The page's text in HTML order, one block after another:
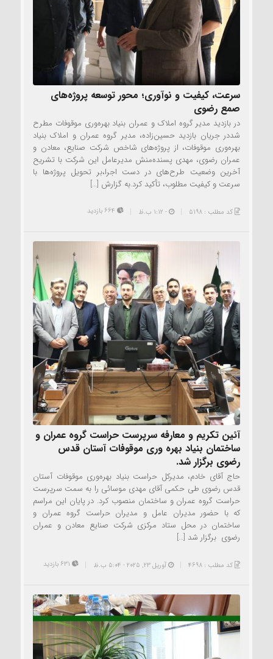
سرعت، کیفیت و نوآوری؛ محور توسعه پروژه‌های
صمع رضوی
در بازدید مدیر گروه املاک و عمران بنیاد بهره‌وری موقوفات مطرح
شددر جریان بازدید حسین‌زاده، مدیر گروه عمران و املاک بنیاد
بهره‌وری موقوفات، از پروژه‌های شاخص شرکت صنایع، معادن و
عمران رضوی، مهدی پسنده‌منش مدیرعامل این شرکت با تشریح
آخرین وضعیت طرح‌های در دست اجرا،بر تحویل پروژه‌ها با
سرعت و کیفیت مطلوب، تأکید کرد.به گزارش […]
کد مطلب : 5198 - 1:12 ب.ظ
آئین تکریم و معارفه سرپرست حراست گروه عمران و
ساختمان بنیاد بهره وری موقوفات آستان قدس
رضوی برگزار شد.
حاج آقای خادم، مدیرکل حراست بنیاد بهره‌وری موقوفات آستان
قدس رضوی طی حکمی آقای مهدی موسائی را به سمت سرپرست
حراست گروه عمران و ساختمان منصوب کرد. در پایان این مراسم
که با حضور مدیران عامل و مدیران حراست گروه عمران و
ساختمان در محل ستاد مرکزی شرکت صنایع معادن و عمران
رضوی برگزار شد […]
کد مطلب : 4698 آوریل 23, 2025 - 5:04 ب.ظ